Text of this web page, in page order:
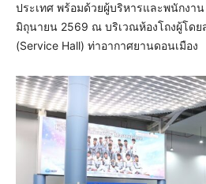
ประเทศ พร้อมด้วยผู้บริหารและพนักงาน
มิถุนายน 2569 ณ บริเวณห้องโถงผู้โดย
(Service Hall) ท่าอากาศยานดอนเมือง